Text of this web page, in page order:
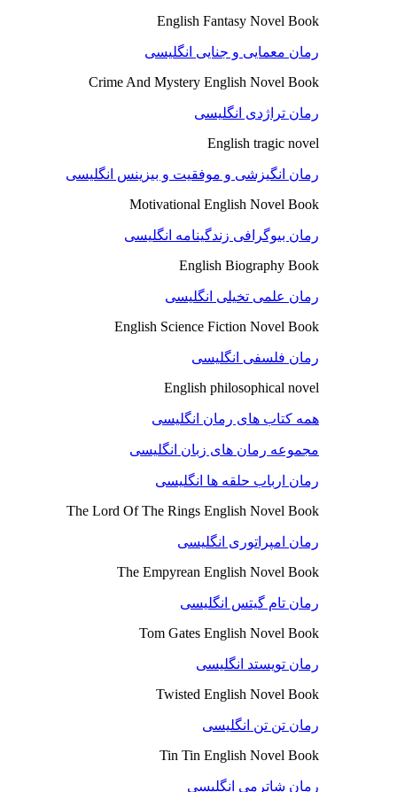
English Fantasy Novel Book
رمان معمایی و جنایی انگلیسی
Crime And Mystery English Novel Book
رمان تراژدی انگلیسی
English tragic novel
رمان انگیزشی و موفقیت و بیزینس انگلیسی
Motivational English Novel Book
رمان بیوگرافی زندگینامه انگلیسی
English Biography Book
رمان علمی تخیلی انگلیسی
English Science Fiction Novel Book
رمان فلسفی انگلیسی
English philosophical novel
همه کتاب های رمان انگلیسی
مجموعه رمان های زبان انگلیسی
رمان ارباب حلقه ها انگلیسی
The Lord Of The Rings English Novel Book
رمان امپراتوری انگلیسی
The Empyrean English Novel Book
رمان تام گیتس انگلیسی
Tom Gates English Novel Book
رمان تویستد انگلیسی
Twisted English Novel Book
رمان تن تن انگلیسی
Tin Tin English Novel Book
رمان شاترمی انگلیسی